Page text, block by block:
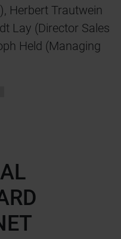
Herbert Trautwein
Lay (Director Sales
Held (Managing